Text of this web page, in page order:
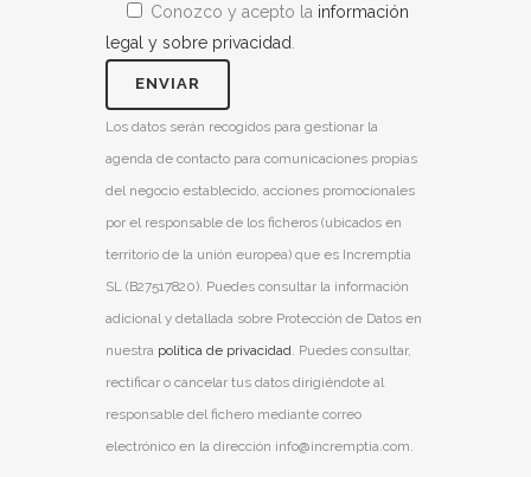
Conozco y acepto la información
legal y sobre privacidad
Los datos serán recogidos para gestionar la
agenda de contacto para comunicaciones propias
del negocio establecido, acciones promocionales
por el responsable de los ficheros (ubicados en
territorio de la unión europea) que es Incremptia
SL (B27517820). Puedes consultar la información
adicional y detallada sobre Protección de Datos en
nuestra política de privacidad . Puedes consultar,
rectificar o cancelar tus datos dirigiéndote al
responsable del fichero mediante correo
electrónico en la dirección info@incremptia.com.